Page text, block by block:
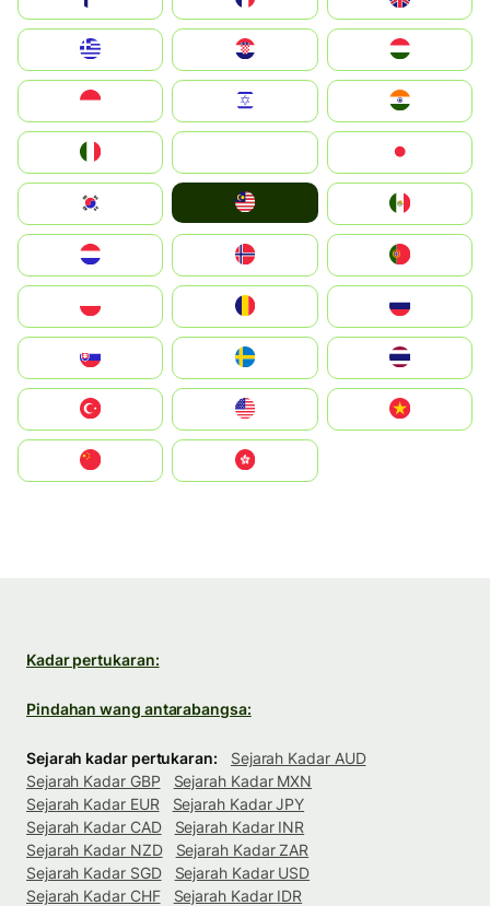
Magyarország
South Korea
United States
中國香港特別行政區
Kadar pertukaran:
Pindahan wang antarabangsa:
Sejarah kadar pertukaran:
Sejarah Kadar AUD
Sejarah Kadar GBP
Sejarah Kadar MXN
Sejarah Kadar EUR
Sejarah Kadar JPY
Sejarah Kadar CAD
Sejarah Kadar INR
Sejarah Kadar NZD
Sejarah Kadar ZAR
Sejarah Kadar SGD
Sejarah Kadar USD
Sejarah Kadar CHF
Sejarah Kadar IDR